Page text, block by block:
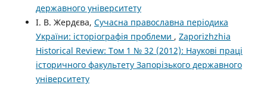
державного університету
І. В. Жердєва, Сучасна православна періодика
України: історіографія проблеми , Zaporizhzhia
Historical Review: Том 1 № 32 (2012): Наукові праці
історичного факультету Запорізького державного
університету